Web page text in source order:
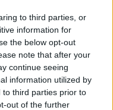
to third parties, or
information for
the below opt-out
note that after your
continue seeing
information utilized by
to third parties prior to
out of the further
eļļu receptes,
pret odiem